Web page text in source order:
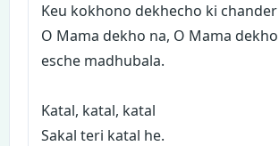
Keu kokhono dekhecho ki
O Mama dekho na, O Mama
esche madhubala.
Katal, katal, katal
Sakal teri katal he.